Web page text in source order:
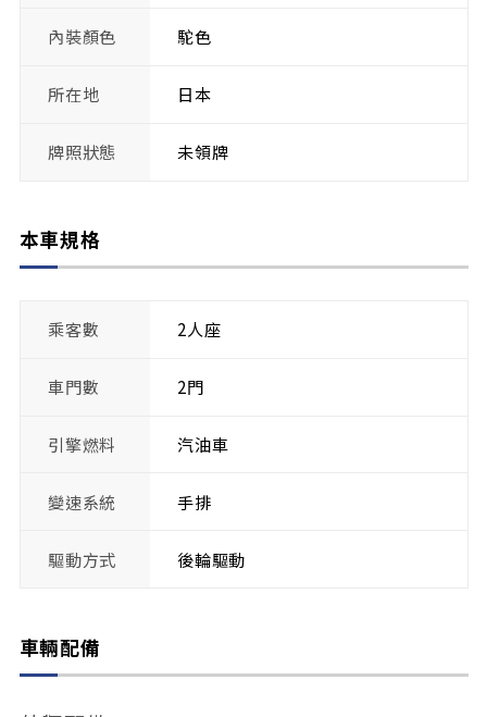
內裝顏色 駝色
所在地 日本
牌照狀態 未領牌
本車規格
乘客數 2人座
車門數 2門
引擎燃料 汽油車
變速系統 手排
驅動方式 後輪驅動
車輛配備